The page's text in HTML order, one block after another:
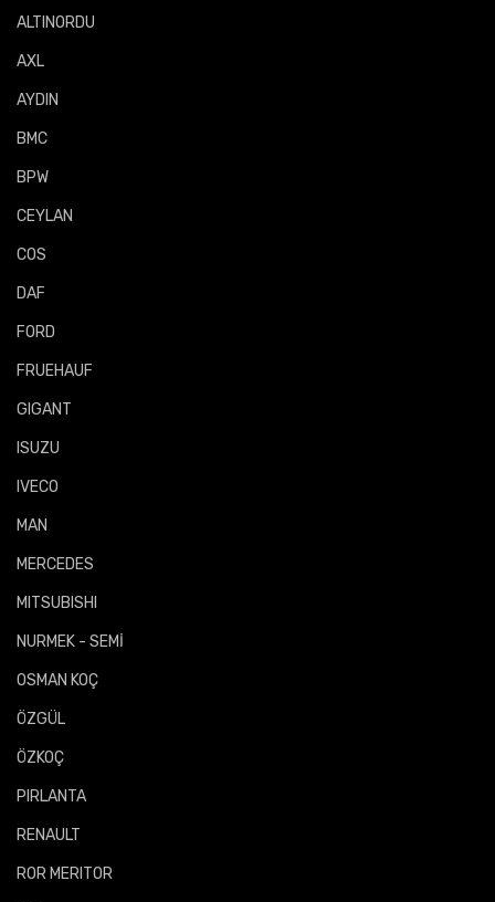
ALTINORDU
AXL
AYDIN
BMC
BPW
CEYLAN
COS
DAF
FORD
FRUEHAUF
GIGANT
ISUZU
IVECO
MAN
MERCEDES
MITSUBISHI
NURMEK - SEMİ
OSMAN KOÇ
ÖZGÜL
ÖZKOÇ
PIRLANTA
RENAULT
ROR MERITOR